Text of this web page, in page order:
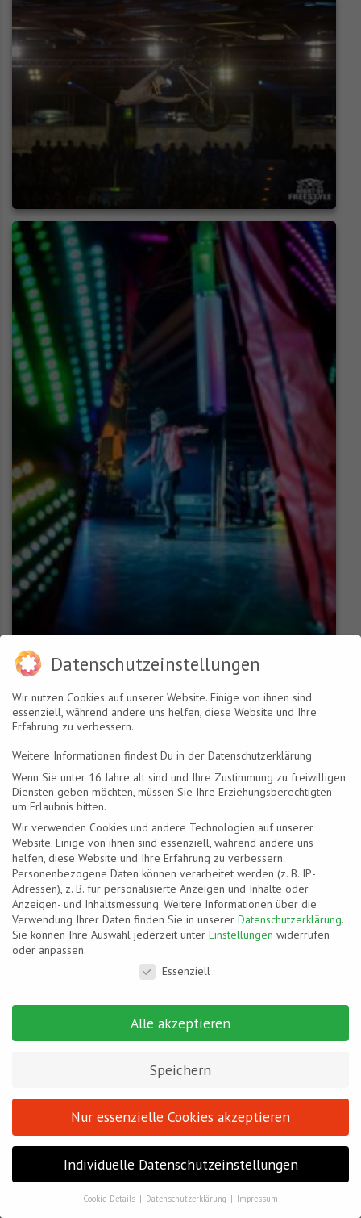
Datenschutzeinstellungen
Wir nutzen Cookies auf unserer Website. Einige von ihnen sind
essenziell, während andere uns helfen, diese Website und Ihre
Erfahrung zu verbessern.
Weitere Informationen findest Du in der Datenschutzerklärung
Wenn Sie unter 16 Jahre alt sind und Ihre Zustimmung zu freiwilligen
Diensten geben möchten, müssen Sie Ihre Erziehungsberechtigten
um Erlaubnis bitten.
Wir verwenden Cookies und andere Technologien auf unserer
Website. Einige von ihnen sind essenziell, während andere uns
helfen, diese Website und Ihre Erfahrung zu verbessern.
Personenbezogene Daten können verarbeitet werden (z. B. IP-
Adressen), z. B. für personalisierte Anzeigen und Inhalte oder
Anzeigen- und Inhaltsmessung. Weitere Informationen über die
Verwendung Ihrer Daten finden Sie in unserer Datenschutzerklärung.
Sie können Ihre Auswahl jederzeit unter Einstellungen widerrufen
oder anpassen.
Essenziell
Alle akzeptieren
Speichern
Nur essenzielle Cookies akzeptieren
Individuelle Datenschutzeinstellungen
Cookie-Details Datenschutzerklärung Impressum